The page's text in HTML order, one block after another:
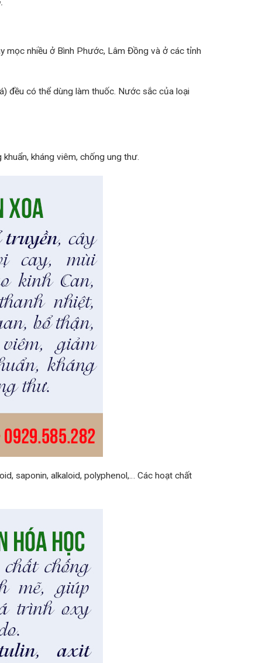
mọc nhiều ở Bình Phước, Lâm Đồng và ở các tỉnh
đều có thể dùng làm thuốc. Nước sắc của loại
kháng viêm, chống ung thư.
saponin, alkaloid, polyphenol,… Các hoạt chất